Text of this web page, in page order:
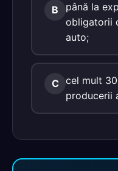
B
până la
obligatorii
auto;
C cel mult
producerii